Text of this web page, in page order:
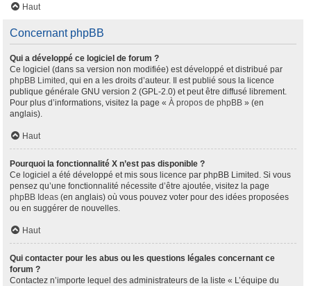
Haut
Concernant phpBB
Qui a développé ce logiciel de forum ?
Ce logiciel (dans sa version non modifiée) est développé et distribué par
phpBB Limited , qui en a les droits d’auteur. Il est publié sous la licence
publique générale GNU version 2 (GPL-2.0) et peut être diffusé librement.
Pour plus d’informations, visitez la page « À propos de phpBB » (en
anglais).
Haut
Pourquoi la fonctionnalité X n’est pas disponible ?
Ce logiciel a été développé et mis sous licence par phpBB Limited. Si vous
pensez qu’une fonctionnalité nécessite d’être ajoutée, visitez la page
phpBB Ideas (en anglais) où vous pouvez voter pour des idées proposées
ou en suggérer de nouvelles.
Haut
Qui contacter pour les abus ou les questions légales concernant ce
forum ?
Contactez n’importe lequel des administrateurs de la liste « L’équipe du